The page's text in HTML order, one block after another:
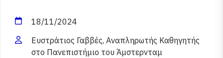
18/11/2024
Ευστράτιος Γαββές, Αναπληρωτής Καθηγητής
στο Πανεπιστήμιο του Άμστερνταμ